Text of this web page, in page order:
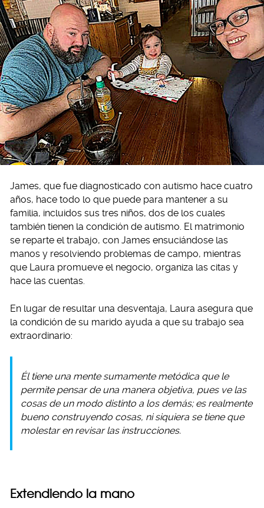
James, que fue diagnosticado con autismo hace cuatro
años, hace todo lo que puede para mantener a su
familia, incluidos sus tres niños, dos de los cuales
también tienen la condición de autismo. El matrimonio
se reparte el trabajo, con James ensuciándose las
manos y resolviendo problemas de campo, mientras
que Laura promueve el negocio, organiza las citas y
hace las cuentas.
En lugar de resultar una desventaja, Laura asegura que
la condición de su marido ayuda a que su trabajo sea
extraordinario:
Él tiene una mente sumamente metódica que le
permite pensar de una manera objetiva, pues ve las
cosas de un modo distinto a los demás; es realmente
bueno construyendo cosas, ni siquiera se tiene que
molestar en revisar las instrucciones.
Extendiendo la mano